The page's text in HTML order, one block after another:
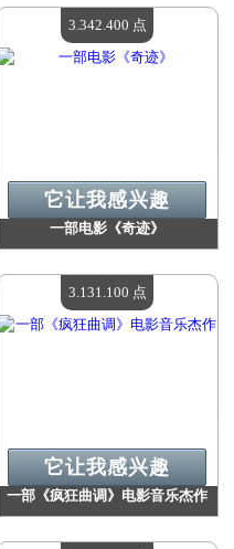
现有数量：4
一部电影《奇迹》
现有数量：4
它让我感兴趣
3.342.400 点
一部《疯狂曲调》电影音乐杰作
现有数量：4
它让我感兴趣
3.131.100 点